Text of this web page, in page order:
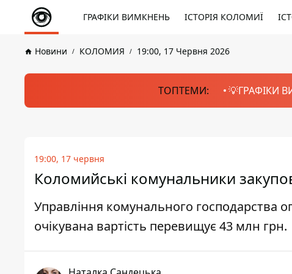
ГРАФІКИ ВИМКНЕНЬ ІСТОРІЯ КОЛОМИЇ
Новини КОЛОМИЯ 19:00, 17 Червня 2026
ТОПТЕМИ: 💡ГРАФІКИ
19:00, 17 червня
Коломийські комунальники
Управління комунального господарства
очікувана вартість перевищує 43 млн грн.